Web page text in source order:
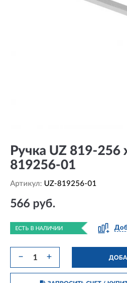
Ручка UZ 819-256
819256-01
Артикул: UZ-819256-01
566 руб.
ЕСТЬ В НАЛИЧИИ
− +